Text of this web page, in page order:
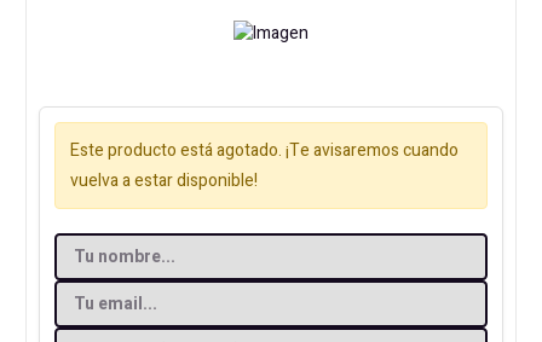
Este producto está agotado. ¡Te avisaremos cuando
vuelva a estar disponible!